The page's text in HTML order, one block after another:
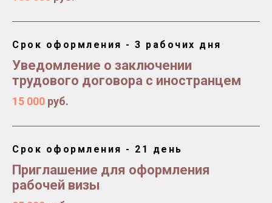
Срок оформления - 3 рабочих дня
Уведомление о заключении
трудового договора с иностранцем
15 000 руб.
Срок оформления - 21 день
Приглашение для оформления
рабочей визы